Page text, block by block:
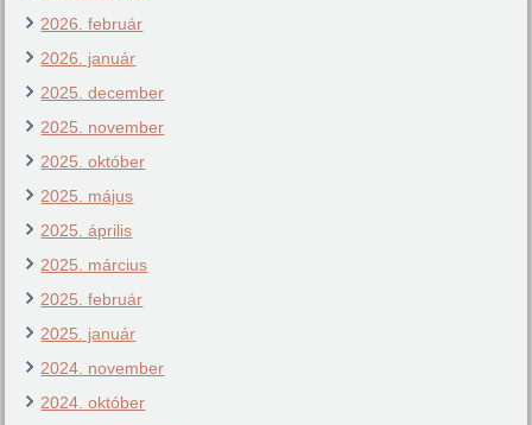
2026. február
2026. január
2025. december
2025. november
2025. október
2025. május
2025. április
2025. március
2025. február
2025. január
2024. november
2024. október